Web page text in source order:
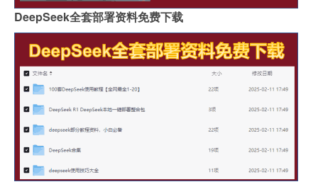
DeepSeek全套部署资料免费下载